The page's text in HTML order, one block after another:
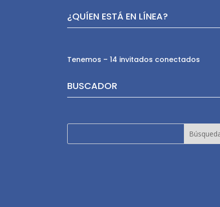
¿QUÍEN ESTÁ EN LÍNEA?
Tenemos – 14 invitados conectados
BUSCADOR